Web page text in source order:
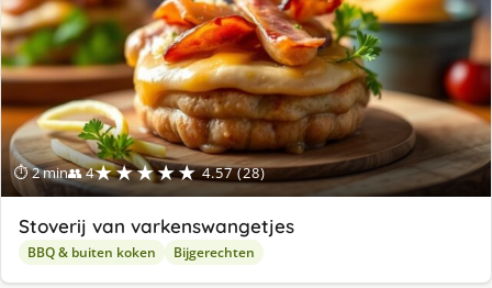
⏱ 2 min👥 4★★★★★ 4.57 (28)
Stoverij van varkenswangetjes
BBQ & buiten koken Bijgerechten